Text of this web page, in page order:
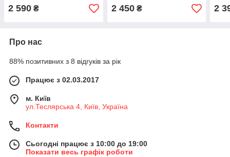
2 590 ₴ 2 450₴ 2
Про нас
88% позитивних з 8 відгуків за рік
Працює з 02.03.2017
м. Київ
ул.Теслярська 4, Київ, Україна
Контакти
Сьогодні працює з 10:00 до 19:00
Показати весь графік роботи